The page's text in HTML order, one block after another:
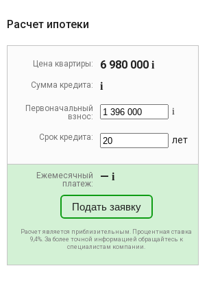
Расчет ипотеки
Цена квартиры: 6 980 000 i
Сумма кредита: i
Первоначальный
взнос:
i
Срок кредита: лет
Ежемесячный
платеж:
— i
Подать заявку
Расчет является приблизительным. Процентная ставка
9,4%. За более точной информацией обращайтесь к
специалистам компании.